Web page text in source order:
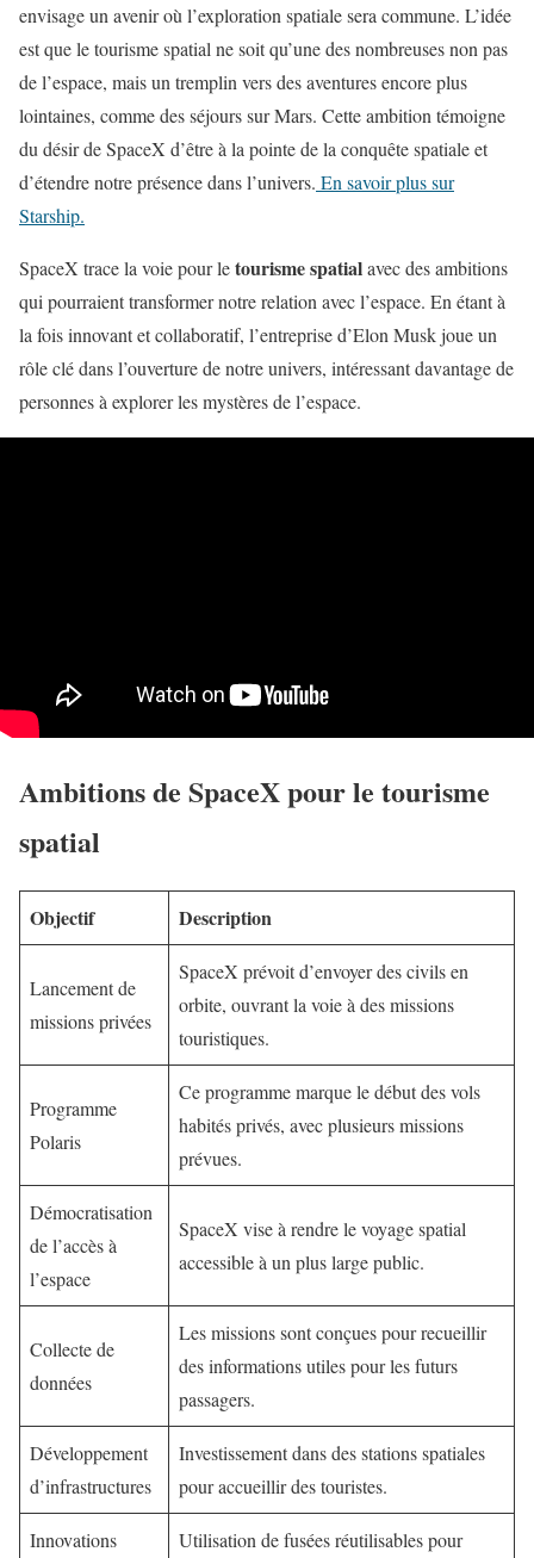
envisage un avenir où l’exploration spatiale sera commune. L’idée
est que le tourisme spatial ne soit qu’une des nombreuses non pas
de l’espace, mais un tremplin vers des aventures encore plus
lointaines, comme des séjours sur Mars. Cette ambition témoigne
du désir de SpaceX d’être à la pointe de la conquête spatiale et
d’étendre notre présence dans l’univers. En savoir plus sur
Starship.
SpaceX trace la voie pour letourisme spatialavec des ambitions
qui pourraient transformer notre relation avec l’espace. En étant à
la fois innovant et collaboratif, l’entreprise d’Elon Musk joue un
rôle clé dans l’ouverture de notre univers, intéressant davantage de
personnes à explorer les mystères de l’espace.
Ambitions de SpaceX pour le tourisme
spatial
Objectif Description
Lancement de
missions privées
SpaceX prévoit d’envoyer des civils en
orbite, ouvrant la voie à des missions
touristiques.
Programme
Polaris
Ce programme marque le début des vols
habités privés, avec plusieurs missions
prévues.
Démocratisation
de l’accès à
l’espace
SpaceX vise à rendre le voyage spatial
accessible à un plus large public.
Collecte de
données
Les missions sont conçues pour recueillir
des informations utiles pour les futurs
passagers.
Développement
d’infrastructures
Investissement dans des stations spatiales
pour accueillir des touristes.
Innovations
Utilisation de fusées réutilisables pour